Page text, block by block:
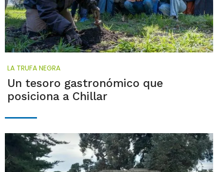
LA TRUFA NEGRA
Un tesoro gastronómico que
posiciona a Chillar